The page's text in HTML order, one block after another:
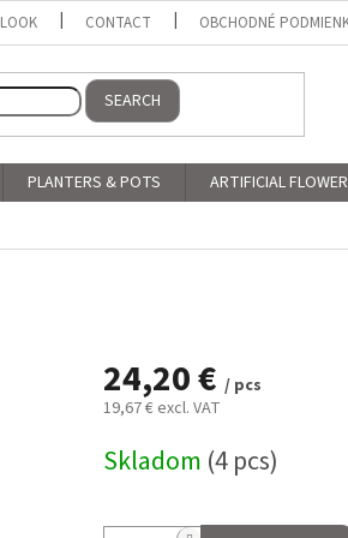
CONTACT OBCHODNÉ
SEARCH
PLANTERS & POTS ARTIFICIAL
24,20 € / pcs
19,67 € excl. VAT
price:
Skladom (4 pcs)